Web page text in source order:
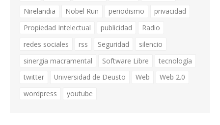
Nirelandia
Nobel Run periodismo
privacidad
Propiedad Intelectual
publicidad
Radio
redes sociales
rss Seguridad
silencio
sinergia macramental
Software Libre
tecnología
twitter
Universidad de Deusto Web
Web 2.0
wordpress
youtube